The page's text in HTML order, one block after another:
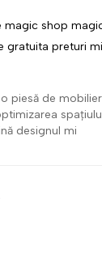
magic shop
gratuita preturi
piesă de
designul mi